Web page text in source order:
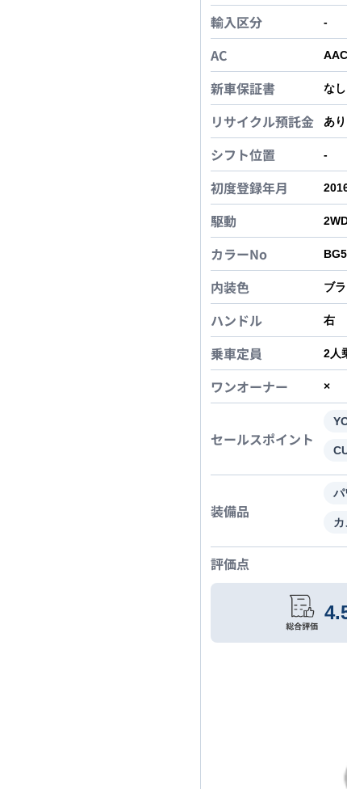
輸入区分 -
AC AAC
新車保証書 なし
リサイクル預託金 あ
シフト位置 -
初度登録年月
駆動
カラーNo
内装色 ブ
ハンドル 右
乗車定員 2人
ワンオーナー ×
セールスポイント
装備品
パ
カ
評価点